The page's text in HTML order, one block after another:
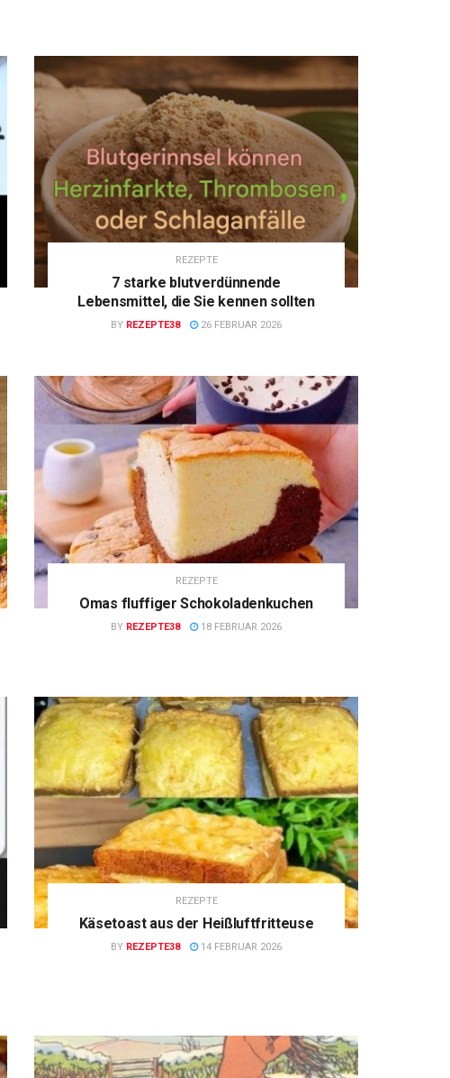
REZEPTE
7 starke blutverdünnende
Lebensmittel, die Sie kennen sollten
BY REZEPTE38 26 FEBRUAR 2026
REZEPTE
Omas fluffiger Schokoladenkuchen
BY REZEPTE38 18 FEBRUAR 2026
REZEPTE
Käsetoast aus der Heißluftfritteuse
BY REZEPTE38 14 FEBRUAR 2026